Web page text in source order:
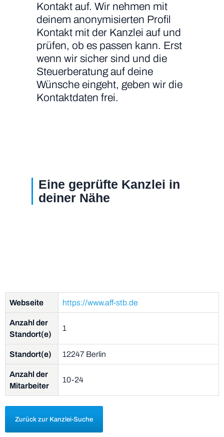
Kontakt auf. Wir nehmen mit
deinem anonymisierten Profil
Kontakt mit der Kanzlei auf und
prüfen, ob es passen kann. Erst
wenn wir sicher sind und die
Steuerberatung auf deine
Wünsche eingeht, geben wir die
Kontaktdaten frei.
Eine geprüfte Kanzlei in
deiner Nähe
Webseite https://www.aff-stb.de
Anzahl der
Standort(e)
1
Standort(e) 12247 Berlin
Anzahl der
Mitarbeiter
10-24
Zurück zur Kanzlei-Suche